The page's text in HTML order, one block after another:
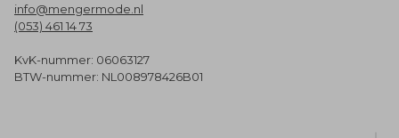
info@mengermode.nl
(053) 461 14 73
KvK-nummer: 06063127
BTW-nummer: NL008978426B01